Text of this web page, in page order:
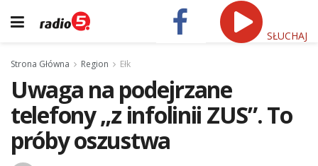
SŁUCHAJ
Strona Główna Region Ełk
Uwaga na podejrzane
telefony „z infolinii ZUS”. To
próby oszustwa